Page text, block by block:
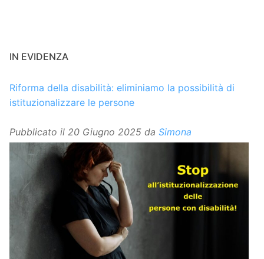
IN EVIDENZA
Riforma della disabilità: eliminiamo la possibilità di
istituzionalizzare le persone
Pubblicato il 20 Giugno 2025 da Simona